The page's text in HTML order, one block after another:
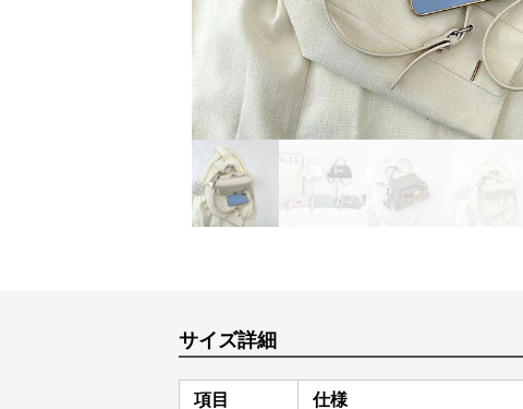
サイズ詳細
項目 仕様